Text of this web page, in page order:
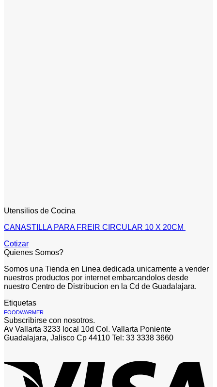
Utensilios de Cocina
CANASTILLA PARA FREIR CIRCULAR 10 X 20CM
Cotizar
Quienes Somos?
Somos una Tienda en Linea dedicada unicamente a vender
nuestros productos por internet embarcandolos desde
nuestro Centro de Distribucion en la Cd de Guadalajara.
Etiquetas
FOODWARMER
Subscribirse con nosotros.
Av Vallarta 3233 local 10d Col. Vallarta Poniente
Guadalajara, Jalisco Cp 44110 Tel: 33 3338 3660